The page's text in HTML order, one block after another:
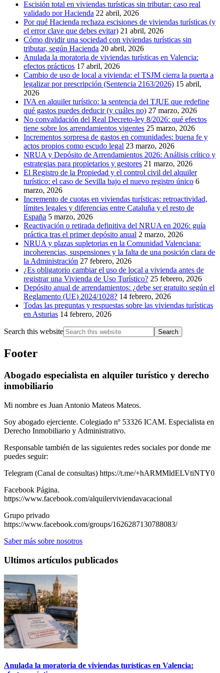
Escisión total en viviendas turísticas sin tributar: caso real
validado por Hacienda 22 abril, 2026
Por qué Hacienda rechaza escisiones de viviendas turísticas (y
el error clave que debes evitar) 21 abril, 2026
Cómo dividir una sociedad con viviendas turísticas sin
tributar, según Hacienda 20 abril, 2026
Anulada la moratoria de viviendas turísticas en Valencia:
efectos prácticos 17 abril, 2026
Cambio de uso de local a vivienda: el TSJM cierra la puerta a
legalizar por prescripción (Sentencia 2163/2026) 15 abril,
2026
IVA en alquiler turístico: la sentencia del TJUE que redefine
qué gastos puedes deducir (y cuáles no) 27 marzo, 2026
No convalidación del Real Decreto-ley 8/2026: qué efectos
tiene sobre los arrendamientos vigentes 25 marzo, 2026
Incrementos sorpresa de gastos en comunidades: buena fe y
actos propios como escudo legal 23 marzo, 2026
NRUA y Depósito de Arrendamientos 2026: Análisis crítico y
estrategias para propietarios y gestores 21 marzo, 2026
El Registro de la Propiedad y el control civil del alquiler
turístico: el caso de Sevilla bajo el nuevo registro único 6
marzo, 2026
Incremento de cuotas en viviendas turísticas: retroactividad,
límites legales y diferencias entre Cataluña y el resto de
España 5 marzo, 2026
Reactivación o retirada definitiva del NRUA en 2026: guía
práctica tras el primer depósito anual 2 marzo, 2026
NRUA y plazas supletorias en la Comunidad Valenciana:
incoherencias, suspensiones y la falta de una posición clara de
la Administración 27 febrero, 2026
¿Es obligatorio cambiar el uso de local a vivienda antes de
registrar una Vivienda de Uso Turístico? 25 febrero, 2026
Depósito anual de arrendamientos: ¿debe ser gratuito según el
Reglamento (UE) 2024/1028? 14 febrero, 2026
Todas las preguntas y respuestas sobre las viviendas turísticas
en Asturias 14 febrero, 2026
Search this website
Footer
Abogado especialista en alquiler turístico y derecho
inmobiliario
Mi nombre es Juan Antonio Mateos Mateos.
Soy abogado ejerciente. Colegiado nº 53326 ICAM. Especialista en
Derecho Inmobiliario y Administrativo.
Responsable también de las siguientes redes sociales por donde me
puedes seguir:
Telegram (Canal de consultas) https://t.me/+hARMMldELVtiNTY0
Facebook Página.
https://www.facebook.com/alquilerviviendavacacional
Grupo privado
https://www.facebook.com/groups/1626287130788083/
Saber más sobre nosotros
Ultimos artículos publicados
Anulada la moratoria de viviendas turísticas en Valencia: